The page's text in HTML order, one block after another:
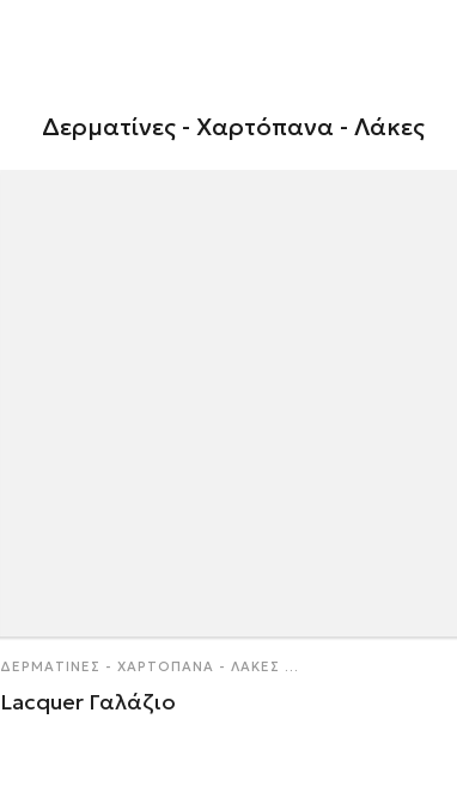
Δερματίνες - Χαρτόπανα - Λάκες
ΔΕΡΜΑΤΊΝΕΣ - ΧΑΡΤΌΠΑΝΑ - ΛΆΚΕΣ
Lacquer Γαλάζιο